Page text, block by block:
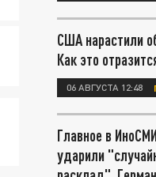
США нарастили
Как это
06 АВГУСТА 12:48
Главное в
ударили